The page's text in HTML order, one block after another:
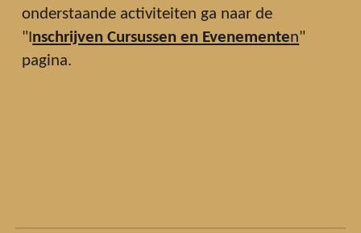
onderstaande activiteiten ga naar de
"I nschrijven Cursussen en Evenementen"
pagina.